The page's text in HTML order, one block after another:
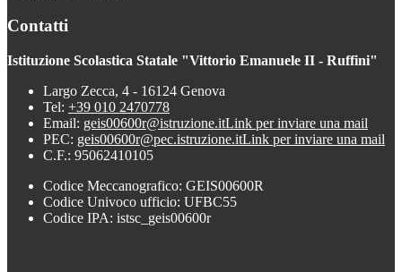
Contatti
Istituzione Scolastica Statale "Vittorio Emanuele II - Ruffini"
Largo Zecca, 4 - 16124 Genova
Tel: +39 010 2470778
Email: geis00600r@istruzione.itLink per inviare una mail
PEC: geis00600r@pec.istruzione.itLink per inviare una mail
C.F.: 95062410105
Codice Meccanografico: GEIS00600R
Codice Univoco ufficio: UFBC55
Codice IPA: istsc_geis00600r